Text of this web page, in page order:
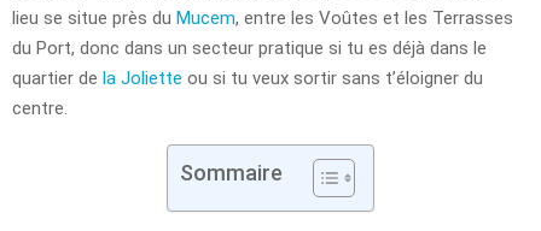
lieu se situe près du Mucem, entre les Voûtes et les Terrasses
du Port, donc dans un secteur pratique si tu es déjà dans le
quartier de la Joliette ou si tu veux sortir sans t’éloigner du
centre.
Sommaire